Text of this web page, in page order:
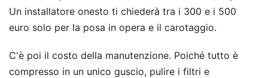
Un installatore onesto ti chiederà tra i 300 e i 500
euro solo per la posa in opera e il carotaggio.
C'è poi il costo della manutenzione. Poiché tutto è
compresso in un unico guscio, pulire i filtri e